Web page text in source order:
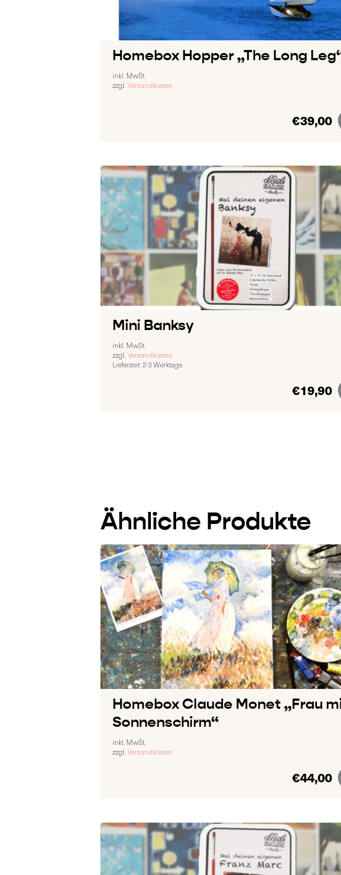
Homebox Hopper „The Long
€39,00
inkl. MwSt.
zzgl. Versandkosten
Mini Banksy
€19,90
inkl. MwSt.
zzgl. Versandkosten
Lieferzeit:2-3 Werktage
Ähnliche Produkte
Homebox Claude Monet „Frau
Sonnenschirm“
€44,00
inkl. MwSt.
zzgl. Versandkosten